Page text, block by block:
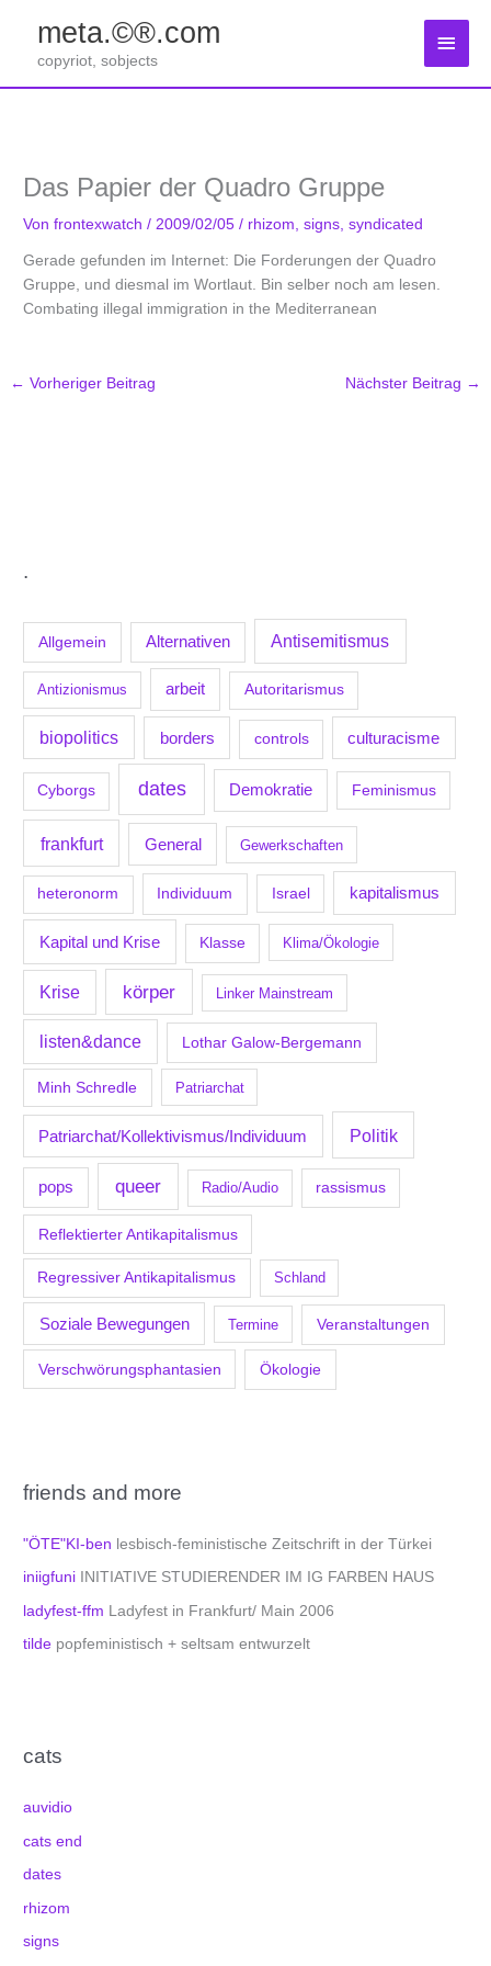
springen
meta.©®.com
copyriot, sobjects
.
Allgemein Alternativen Antisemitismus
Antizionismus arbeit Autoritarismus
biopolitics borders controls culturacisme
Cyborgs dates Demokratie Feminismus
frankfurt General Gewerkschaften
heteronorm Individuum Israel kapitalismus
Kapital und Krise Klasse Klima/Ökologie
Krise körper Linker Mainstream
listen&dance Lothar Galow-Bergemann
Minh Schredle Patriarchat
Patriarchat/Kollektivismus/Individuum Politik
pops queer Radio/Audio rassismus
Reflektierter Antikapitalismus
Regressiver Antikapitalismus Schland
Soziale Bewegungen Termine Veranstaltungen
Verschwörungsphantasien Ökologie
friends and more
"ÖTE"KI-ben lesbisch-feministische Zeitschrift in der Türkei
iniigfuni INITIATIVE STUDIERENDER IM IG FARBEN HAUS
ladyfest-ffm Ladyfest in Frankfurt/ Main 2006
tilde popfeministisch + seltsam entwurzelt
cats
auvidio
cats end
dates
rhizom
signs
Das Papier der Quadro Gruppe
Vonfrontexwatch/ 2009/02/05/ rhizom ,signs ,syndicated
Gerade gefunden im Internet: Die Forderungen der Quadro
Gruppe, und diesmal im Wortlaut. Bin selber noch am lesen.
Combating illegal immigration in the Mediterranean
← Vorheriger Beitrag Nächster Beitrag →